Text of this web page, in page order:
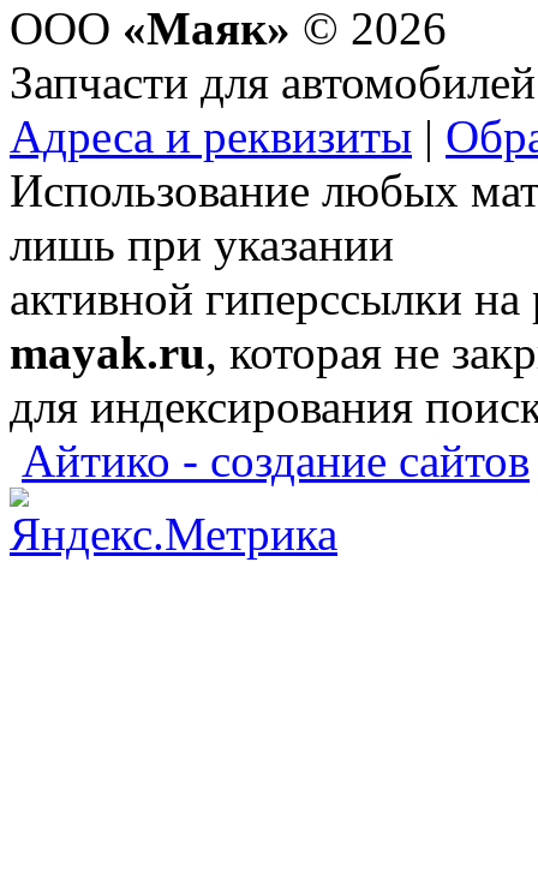
ООО «Маяк» © 2026
Запчасти для автомобилей
Адреса и реквизиты |
Использование любых
лишь при указании
активной гиперссылки
mayak.ru, которая не
для индексирования
Айтико - создание сайтов